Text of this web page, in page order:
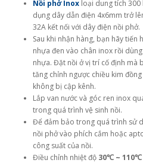
Nồi phở Inox loại dung tích
dụng dây dẫn điện 4x6mm trở
32A kết nối với dây điện nồi phở.
Sau khi nhận hàng, bạn hãy tiến
nhựa đen vào chân inox rồi
nhựa. Đặt nồi ở vị trí cố định mà
tăng chỉnh ngược chiều kim
không bị cập kênh.
Lắp van nước và góc ren inox
trong quá trình vệ sinh nồi.
Để đảm bảo trong quá trình sử
nồi phở vào phích cắm hoặc
công suất của nồi.
Điều chỉnh nhiệt độ 30℃ ~ 110℃